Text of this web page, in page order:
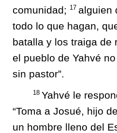
comunidad;
17 alguien
todo lo que hagan,
batalla y los traiga de
el pueblo de Yahvé
sin pastor”.
18 Yahvé le
“Toma a Josué, hijo
un hombre lleno del